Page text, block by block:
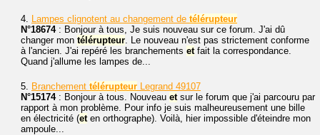
4. Lampes clignotent au changement de télérupteur
N°18674: Bonjour à tous, Je suis nouveau sur ce forum. J'ai dû
changer mon télérupteur. Le nouveau n'est pas strictement conforme
à l'ancien. J'ai repéré les branchements etfait la correspondance.
Quand j'allume les lampes de...
5. Branchement télérupteur Legrand 49107
N°15174: Bonjour à tous. Nouveau etsur le forum que j'ai parcouru par
rapport à mon problème. Pour info je suis malheureusement une bille
en électricité (eten orthographe). Voilà, hier impossible d'éteindre mon
ampoule...